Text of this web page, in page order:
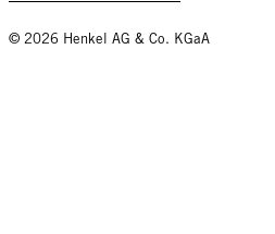
© 2026 Henkel AG & Co. KGaA